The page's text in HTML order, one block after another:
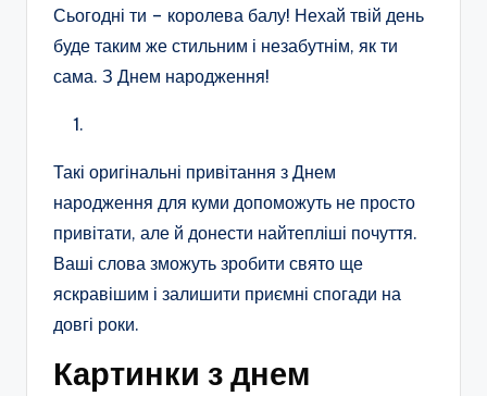
Сьогодні ти – королева балу! Нехай твій день
буде таким же стильним і незабутнім, як ти
сама. З Днем народження!
Такі оригінальні привітання з Днем
народження для куми допоможуть не просто
привітати, але й донести найтепліші почуття.
Ваші слова зможуть зробити свято ще
яскравішим і залишити приємні спогади на
довгі роки.
Картинки з днем